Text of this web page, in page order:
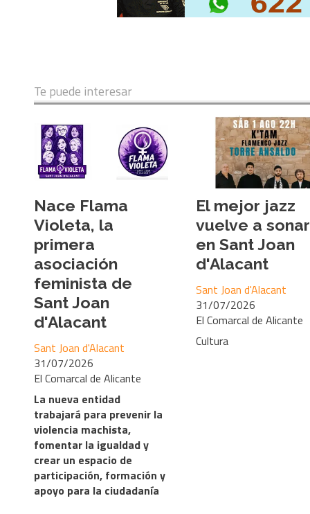
Te puede interesar
Nace Flama
Violeta, la
primera
asociación
feminista de
Sant Joan
d'Alacant
El Comarcal de Alicante
Sant Joan d'Alacant
31/07/2026
La nueva entidad
trabajará para prevenir la
violencia machista,
fomentar la igualdad y
crear un espacio de
participación, formación y
apoyo para la ciudadanía
El mejor jazz
vuelve a sonar
en Sant Joan
d'Alacant
El Comarcal de Alicante
Sant Joan d'Alacant
31/07/2026
Cultura